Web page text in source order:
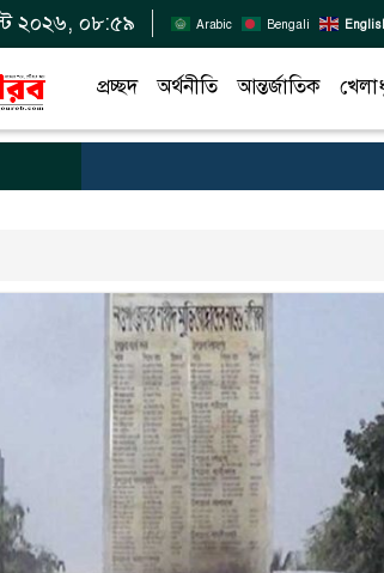
২০২৬, ০৮:৫৯ Arabic Bengali
প্রচ্ছদ অর্থনীতি আন্তর্জাতিক